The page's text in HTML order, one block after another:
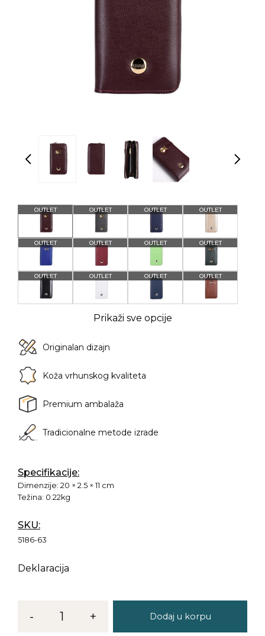
Originalan dizajn
Koža vrhunskog kvaliteta
Premium ambalaža
Tradicionalne metode izrade
Specifikacije:
Dimenzije: 20 × 2.5 × 11 cm
Težina: 0.22kg
SKU:
5186-63
Deklaracija
Prikaži sve opcije
- 1 + Dodaj u korpu